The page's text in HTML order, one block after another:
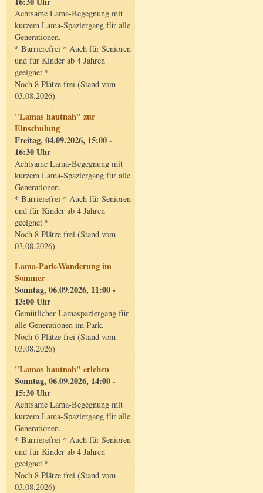
Achtsame Lama-Begegnung mit
kurzem Lama-Spaziergang für alle
Generationen.
* Barrierefrei * Auch für Senioren
und für Kinder ab 4 Jahren
geeignet *
Noch 8 Plätze frei (Stand vom
03.08.2026)
"Lamas hautnah" zur
Einschulung
Freitag, 04.09.2026, 15:00 -
16:30 Uhr
Achtsame Lama-Begegnung mit
kurzem Lama-Spaziergang für alle
Generationen.
* Barrierefrei * Auch für Senioren
und für Kinder ab 4 Jahren
geeignet *
Noch 8 Plätze frei (Stand vom
03.08.2026)
Lama-Park-Wanderung im
Sommer
Sonntag, 06.09.2026, 11:00 -
13:00 Uhr
Gemütlicher Lamaspaziergang für
alle Generationen im Park.
Noch 6 Plätze frei (Stand vom
03.08.2026)
"Lamas hautnah" erleben
Sonntag, 06.09.2026, 14:00 -
15:30 Uhr
Achtsame Lama-Begegnung mit
kurzem Lama-Spaziergang für alle
Generationen.
* Barrierefrei * Auch für Senioren
und für Kinder ab 4 Jahren
geeignet *
Noch 8 Plätze frei (Stand vom
03.08.2026)